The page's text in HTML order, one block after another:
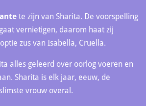
te zijn van Sharita. De voorspelling
vernietigen, daarom haat zij
zus van Isabella, Cruella.
alles geleerd over oorlog voeren en
Sharita is elk jaar, eeuw, de
vrouw overal.